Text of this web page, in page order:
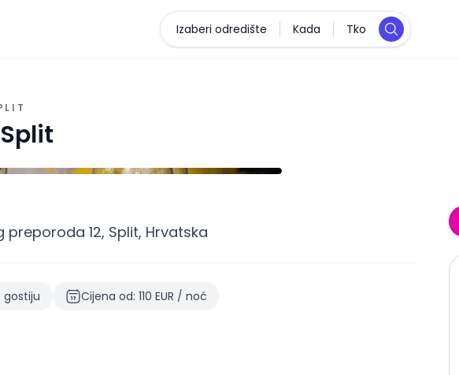
Izaberi odredište Kada Tko
12, Split, Hrvatska
gostiju Cijena od: 110 EUR / noć